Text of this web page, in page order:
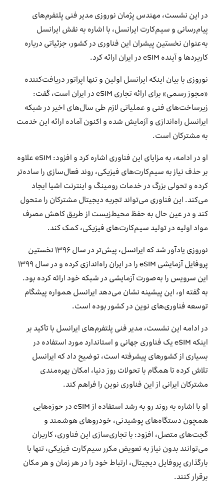
در این نشست، مهندس پژمان نوروزی مدیر فنی پلتفرم‌های
پیام‌رسانی و سیم‌کارت ایرانسل، با اشاره به نقش ایرانسل
به‌عنوان نخستین پیشران این فناوری در کشور، جزئیاتی درباره
کاربردها و آینده eSIM در ایران ارائه کرد.
نوروزی با بیان اینکه ایرانسل اولین و تنها اپراتور دریافت‌کننده
«مجوز رسمی» برای ارائه تجاری eSIM در ایران است، گفت:
زیرساخت‌های فنی و عملیاتی لازم طی سال‌های اخیر در شبکه
ایرانسل راه‌اندازی و آزمایش شده و اکنون آماده ارائه این خدمت
به مشترکان است.
او در ادامه، به مزایای این فناوری اشاره کرد و افزود: eSIM علاوه
بر حذف نیاز به سیم‌کارت‌های فیزیکی، روند فعال‌سازی را ساده‌تر
کرده و تحولی بزرگ در خدمات رومینگ و اینترنت اشیا ایجاد
می‌کند. این فناوری می‌تواند تجربه دیجیتال مشترکان را متحول
کند و در عین حال به حفظ محیط‌زیست از طریق کاهش مصرف
مواد اولیه در تولید سیم‌کارت‌های فیزیکی، کمک کند.
نوروزی یادآور شد که ایرانسل، پیش‌تر در سال ۱۳۹۶ نخستین
پروفایل آزمایشی eSIM را در ایران راه‌اندازی کرده و در سال ۱۳۹۹
این سرویس را به‌صورت آزمایشی در شبکه خود ارائه کرده بود.
به گفته او، این پیشینه نشان می‌دهد ایرانسل همواره پیشگام
توسعه فناوری‌های نوین در کشور بوده است.
در ادامه این نشست، مدیر فنی پلتفرم‌های ایرانسل با تأکید بر
اینکه eSIM یک فناوری جهانی و استاندارد مورد استفاده در
بسیاری از کشورهای پیشرفته است، توضیح داد که ایرانسل
تلاش کرده تا همگام با تحولات روز دنیا، امکان بهره‌مندی
مشترکان ایرانی از این فناوری نوین را فراهم کند.
او با اشاره به روند رو به رشد استفاده از eSIM در حوزه‌هایی
همچون دستگاه‌های پوشیدنی، خودروهای هوشمند و
گجت‌های متصل، افزود: با تجاری‌سازی این فناوری، کاربران
می‌توانند بدون نیاز به تعویض مکرر سیم‌کارت فیزیکی، تنها با
بارگذاری پروفایل دیجیتال، ارتباط خود را در هر زمان و هر مکان
برقرار کنند.